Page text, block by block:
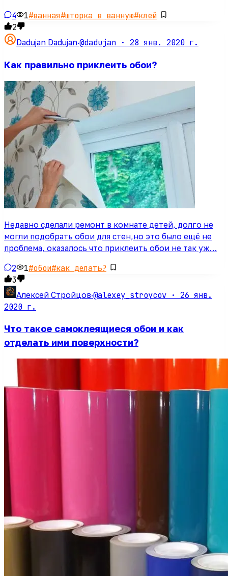
4 1#ванная#шторка в ванную#клей
2
Dadujan Dadujan·@dadujan · 28 янв. 2020 г.
Как правильно приклеить обои?
Недавно сделали ремонт в комнате детей, долго не
могли подобрать обои для стен,но это было ещё не
проблема, оказалось что приклеить обои не так уж…
2 1#обои#как делать?
3
Алексей Стройцов·@alexey_stroycov · 26 янв.
2020 г.
Что такое самоклеящиеся обои и как
отделать ими поверхности?